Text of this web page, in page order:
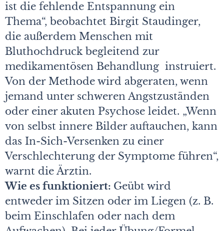
ist die fehlende Entspannung ein
Thema“, beobachtet Birgit Staudinger,
die außerdem Menschen mit
Bluthochdruck begleitend zur
medikamentösen Behandlung instruiert.
Von der Methode wird abgeraten, wenn
jemand unter schweren Angstzuständen
oder einer akuten Psychose leidet. „Wenn
von selbst innere Bilder auftauchen, kann
das In-Sich-Versenken zu einer
Verschlechterung der Symptome führen“,
warnt die Ärztin.
Wie es funktioniert: Geübt wird
entweder im Sitzen oder im Liegen (z. B.
beim Einschlafen oder nach dem